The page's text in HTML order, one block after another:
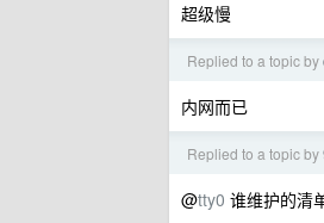
超级慢
Replied to a topic by
内网而已
Replied to a topic by
@tty0 谁维护的清